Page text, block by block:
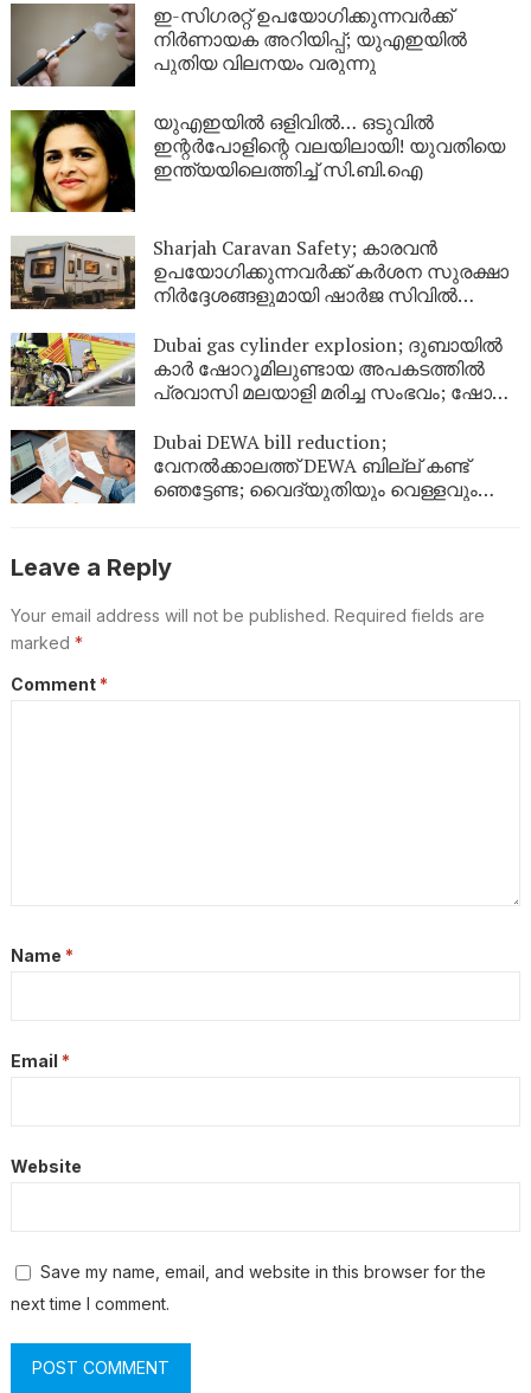
ഇ-സിഗരറ്റ് ഉപയോഗിക്കുന്നവർക്ക്
നിർണായക അറിയിപ്പ്; യുഎഇയിൽ
പുതിയ വിലനയം വരുന്നു
യുഎഇയിൽ ഒളിവിൽ… ഒടുവിൽ
ഇന്റർപോളിന്റെ വലയിലായി! യുവതിയെ
ഇന്ത്യയിലെത്തിച്ച് സി.ബി.ഐ
Sharjah Caravan Safety; കാരവൻ
ഉപയോഗിക്കുന്നവർക്ക് കർശന സുരക്ഷാ
നിർദ്ദേശങ്ങളുമായി ഷാർജ സിവിൽ
Dubai gas cylinder explosion; ദുബായിൽ
കാർ ഷോറൂമിലുണ്ടായ അപകടത്തിൽ
പ്രവാസി മലയാളി മരിച്ച സംഭവം; ഷോറൂം
Dubai DEWA bill reduction;
വേനൽക്കാലത്ത് DEWA ബില്ല് കണ്ട്
ഞെട്ടേണ്ട; വൈദ്യുതിയും വെള്ളവും
Leave a Reply
Your email address will not be published. Required fields are
marked *
Comment *
Name *
Email *
Website
Save my name, email, and website in this browser for the
next time I comment.